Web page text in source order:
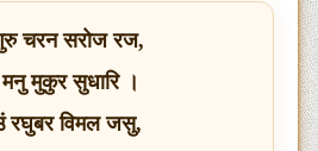
चरन सरोज रज,
मुकुर सुधारि ।
रघुबर विमल जसु,